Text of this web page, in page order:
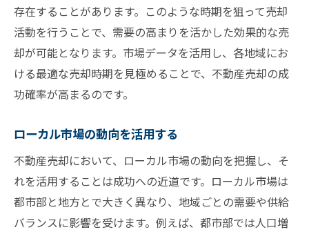
存在することがあります。このような時期を狙って売却
活動を行うことで、需要の高まりを活かした効果的な売
却が可能となります。市場データを活用し、各地域にお
ける最適な売却時期を見極めることで、不動産売却の成
功確率が高まるのです。
ローカル市場の動向を活用する
不動産売却において、ローカル市場の動向を把握し、そ
れを活用することは成功への近道です。ローカル市場は
都市部と地方とで大きく異なり、地域ごとの需要や供給
バランスに影響を受けます。例えば、都市部では人口増